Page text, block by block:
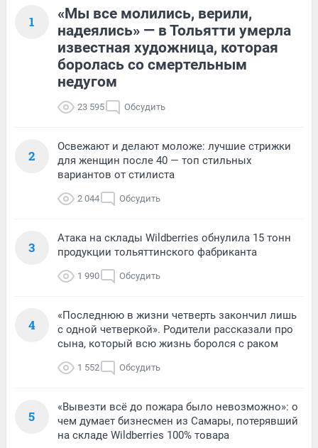
1
«Мы все молились, верили,
надеялись» — в Тольятти умерла
известная художница, которая
боролась со смертельным
недугом
23 595 Обсудить
2
Освежают и делают моложе: лучшие стрижки
для женщин после 40 — топ стильных
вариантов от стилиста
2 044 Обсудить
3
Атака на склады Wildberries обнулила 15 тонн
продукции тольяттинского фабриканта
1 990 Обсудить
4
«Последнюю в жизни четверть закончил лишь
с одной четверкой». Родители рассказали про
сына, который всю жизнь боролся с раком
1 552 Обсудить
5
«Вывезти всё до пожара было невозможно»: о
чем думает бизнесмен из Самары, потерявший
на складе Wildberries 100% товара